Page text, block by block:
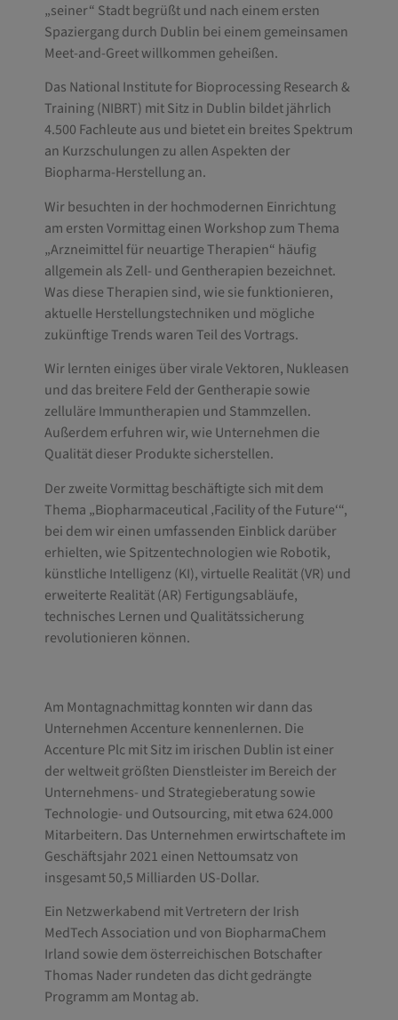
„seiner“ Stadt begrüßt und nach einem ersten
Spaziergang durch Dublin bei einem gemeinsamen
Meet-and-Greet willkommen geheißen.
Das National Institute for Bioprocessing Research &
Training (NIBRT) mit Sitz in Dublin bildet jährlich
4.500 Fachleute aus und bietet ein breites Spektrum
an Kurzschulungen zu allen Aspekten der
Biopharma-Herstellung an.
Wir besuchten in der hochmodernen Einrichtung
am ersten Vormittag einen Workshop zum Thema
„Arzneimittel für neuartige Therapien“ häufig
allgemein als Zell- und Gentherapien bezeichnet.
Was diese Therapien sind, wie sie funktionieren,
aktuelle Herstellungstechniken und mögliche
zukünftige Trends waren Teil des Vortrags.
Wir lernten einiges über virale Vektoren, Nukleasen
und das breitere Feld der Gentherapie sowie
zelluläre Immuntherapien und Stammzellen.
Außerdem erfuhren wir, wie Unternehmen die
Qualität dieser Produkte sicherstellen.
Der zweite Vormittag beschäftigte sich mit dem
Thema „Biopharmaceutical ‚Facility of the Future‘“,
bei dem wir einen umfassenden Einblick darüber
erhielten, wie Spitzentechnologien wie Robotik,
künstliche Intelligenz (KI), virtuelle Realität (VR) und
erweiterte Realität (AR) Fertigungsabläufe,
technisches Lernen und Qualitätssicherung
revolutionieren können.
Am Montagnachmittag konnten wir dann das
Unternehmen Accenture kennenlernen. Die
Accenture Plc mit Sitz im irischen Dublin ist einer
der weltweit größten Dienstleister im Bereich der
Unternehmens- und Strategieberatung sowie
Technologie- und Outsourcing, mit etwa 624.000
Mitarbeitern. Das Unternehmen erwirtschaftete im
Geschäftsjahr 2021 einen Nettoumsatz von
insgesamt 50,5 Milliarden US-Dollar.
Ein Netzwerkabend mit Vertretern der Irish
MedTech Association und von BiopharmaChem
Irland sowie dem österreichischen Botschafter
Thomas Nader rundeten das dicht gedrängte
Programm am Montag ab.